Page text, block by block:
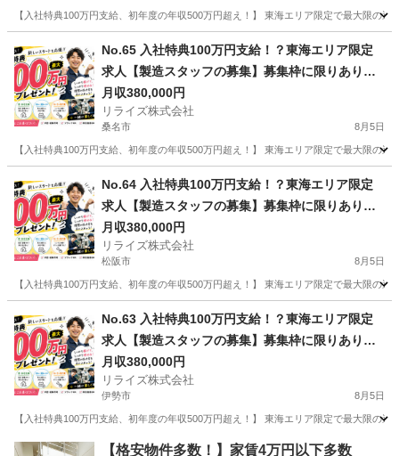
【入社特典100万円支給、初年度の年収500万円超え！】 東海エリア限定で最大限の
業務
No.65 入社特典100万円支給！？東海エリア限定
求人【製造スタッフの募集】募集枠に限りありの
為まずはお問い合わせ！
月収380,000円
リライズ株式会社
桑名市 8月5日
【入社特典100万円支給、初年度の年収500万円超え！】 東海エリア限定で最大限の
業務
No.64 入社特典100万円支給！？東海エリア限定
求人【製造スタッフの募集】募集枠に限りありの
為まずはお問い合わせ！
月収380,000円
リライズ株式会社
松阪市 8月5日
【入社特典100万円支給、初年度の年収500万円超え！】 東海エリア限定で最大限の
業務
No.63 入社特典100万円支給！？東海エリア限定
求人【製造スタッフの募集】募集枠に限りありの
為まずはお問い合わせ！
月収380,000円
リライズ株式会社
伊勢市 8月5日
【入社特典100万円支給、初年度の年収500万円超え！】 東海エリア限定で最大限の
三重 伊勢市 その他 業務
【格安物件多数！】家賃4万円以下多数